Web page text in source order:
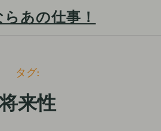
あの仕事！
タグ:
来性